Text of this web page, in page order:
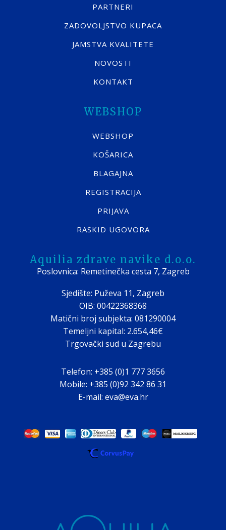
PARTNERI
ZADOVOLJSTVO KUPACA
JAMSTVA KVALITETE
NOVOSTI
KONTAKT
WEBSHOP
WEBSHOP
KOŠARICA
BLAGAJNA
REGISTRACIJA
PRIJAVA
RASKID UGOVORA
Aquilia zdrave navike d.o.o.
Poslovnica: Remetinečka cesta 7, Zagreb
Sjedište: Puževa 11, Zagreb
OIB: 00422368368
Matični broj subjekta: 081290004
Temeljni kapital: 2.654,46€
Trgovački sud u Zagrebu
Telefon: +385 (0)1 777 3656
Mobile: +385 (0)92 342 86 31
E-mail: eva@eva.hr